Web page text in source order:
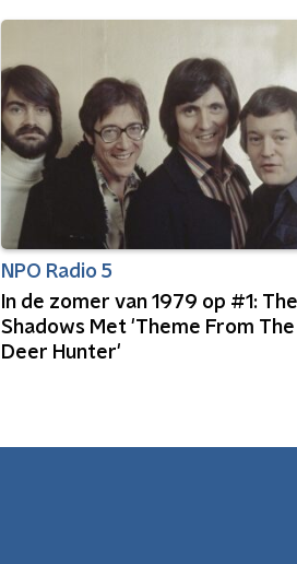
NPO Radio 5
In de zomer van 1979 op #1: The
Shadows Met 'Theme From The
Deer Hunter'